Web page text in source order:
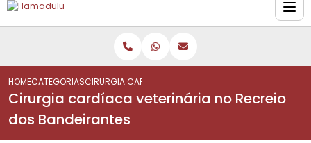
HOMECATEGORIASCIRURGIA CARDÍACA VETERINÁRIA NO RECREIO DOS
Cirurgia cardíaca veterinária no Recreio
dos Bandeirantes